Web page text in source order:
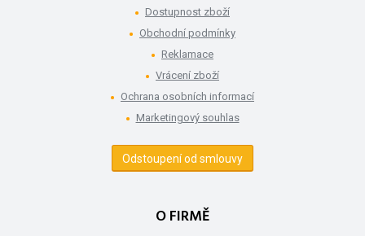
Dostupnost zboží
Obchodní podmínky
Reklamace
Vrácení zboží
Ochrana osobních informací
Marketingový souhlas
Odstoupení od smlouvy
O FIRMĚ